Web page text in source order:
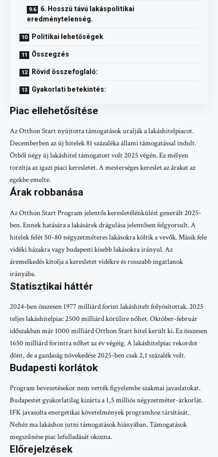
6. Hosszú távú lakáspolitikai
eredménytelenség.
Politikai lehetőségek
Összegzés
Rövid összefoglaló:
Gyakorlati betekintés:
Piac ellehetősítése
Az Otthon Start nyújtotta támogatások uralják a lakáshitelpiacot.
Decemberben az új hitelek 81 százaléka állami támogatással indult.
Ötből négy új lakáshitel támogatott volt 2025 végén. Ez mélyen
torzítja az igazi piaci keresletet. A mesterséges kereslet az árakat az
egekbe emelte.
Árak robbanása
Az Otthon Start Program jelentős keresletélénkülést generált 2025-
ben. Ennek hatására a lakásárek drágulása jelentősen felgyorsult. A
hitelek felét 50-80 négyzetméteres lakásokra költik a vevők. Másik fele
vidéki házakra vagy budapesti kisebb lakásokra irányul. Az
áremelkedés kitolja a keresletet vidékre és rosszabb ingatlanok
irányába.
Statisztikai háttér
2024-ben összesen 1977 milliárd forint lakáshitelt folyósítottak. 2025
teljes lakáshitelpiac 2500 milliárd körülire nőhet. Október-február
időszakban már 1000 milliárd Otthon Start hitel került ki. Ez összesen
1650 milliárd forintra nőhet az év végéig. A lakáshitelpiac rekordot
dönt, de a gazdaság növekedése 2025-ben csak 2,1 százalék volt.
Budapesti korlátok
Program bevezetésekor nem vették figyelembe szakmai javaslatokat.
Budapestet gyakorlatilag kizárta a 1,5 milliós négyzetméter-árkorlát.
IFK javasolta energetikai követelmények programhoz társítását.
Nehéz ma lakáshoz jutni támogatások hiányában. Támogatások
megszűnése piac lefulladását okozna.
Előrejelzések